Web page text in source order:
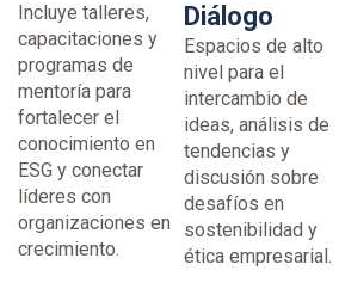
Incluye talleres,
capacitaciones y
programas de
mentoría para
fortalecer el
conocimiento en
ESG y conectar
líderes con
organizaciones en
crecimiento.
Diálogo
Espacios de alto
nivel para el
intercambio de
ideas, análisis de
tendencias y
discusión sobre
desafíos en
sostenibilidad y
ética empresarial.